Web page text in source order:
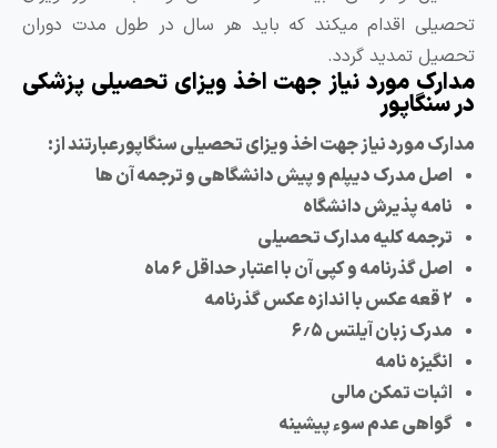
اقدام میکند که باید هر سال در طول مدت دوران
تمدید گردد.
مورد نیاز جهت اخذ ویزای تحصیلی پزشکی
سنگاپور
مورد نیاز جهت اخذ ویزای تحصیلی سنگاپورعبارتند از:
اصل مدرک دیپلم و پیش دانشگاهی و ترجمه آن ها
نامه پذیرش دانشگاه
ترجمه کلیه مدارک تحصیلی
اصل گذرنامه و کپی آن با اعتبار حداقل ۶ ماه
مدرک زبان آیلتس ۶٫۵
انگیزه نامه
اثبات تمکن مالی
گواهی عدم سوء پیشینه